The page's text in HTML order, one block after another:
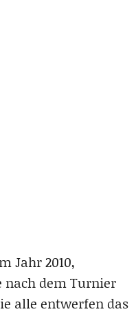
Jahr 2010,
nach dem Turnier
alle entwerfen das